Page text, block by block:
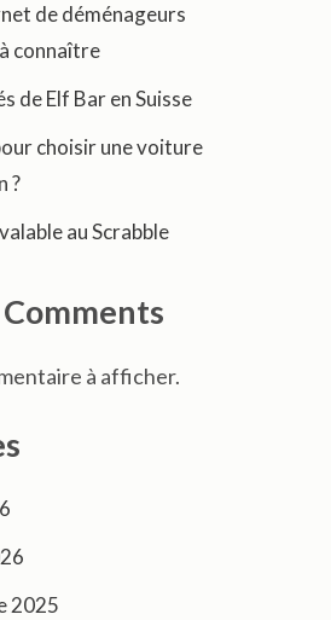
de déménageurs
connaître
de Elf Bar en Suisse
choisir une voiture
?
au Scrabble
à afficher.
2025